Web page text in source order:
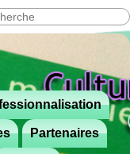
Partenaires